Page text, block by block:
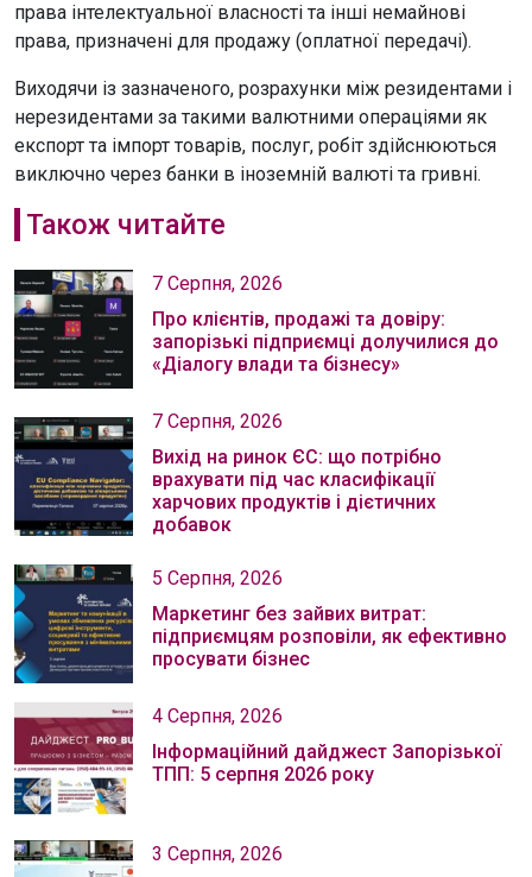
права інтелектуальної власності та інші немайнові
права, призначені для продажу (оплатної передачі).
Виходячи із зазначеного, розрахунки між резидентами і
нерезидентами за такими валютними операціями як
експорт та імпорт товарів, послуг, робіт здійснюються
виключно через банки в іноземній валюті та гривні.
Також читайте
7 Серпня, 2026
Про клієнтів, продажі та довіру:
запорізькі підприємці долучилися до
«Діалогу влади та бізнесу»
7 Серпня, 2026
Вихід на ринок ЄС: що потрібно
врахувати під час класифікації
харчових продуктів і дієтичних
добавок
5 Серпня, 2026
Маркетинг без зайвих витрат:
підприємцям розповіли, як ефективно
просувати бізнес
4 Серпня, 2026
Інформаційний дайджест Запорізької
ТПП: 5 серпня 2026 року
3 Серпня, 2026